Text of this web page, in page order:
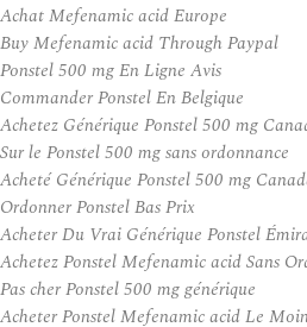
Achat Mefenamic acid Europe
Buy Mefenamic acid Through Paypal
Ponstel 500 mg En Ligne Avis
Commander Ponstel En Belgique
Achetez Générique Ponstel 500 mg
Sur le Ponstel 500 mg sans ordonnance
Acheté Générique Ponstel 500 mg
Ordonner Ponstel Bas Prix
Acheter Du Vrai Générique Ponstel
Achetez Ponstel Mefenamic acid Sans
Pas cher Ponstel 500 mg générique
Acheter Ponstel Mefenamic acid Le